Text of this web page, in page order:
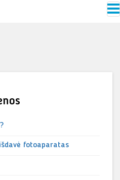
fotoaparatas